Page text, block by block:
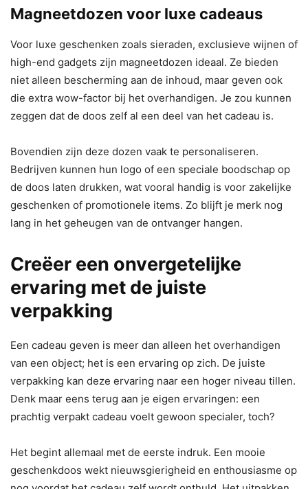
Magneetdozen voor luxe cadeaus
Voor luxe geschenken zoals sieraden, exclusieve wijnen of
high-end gadgets zijn magneetdozen ideaal. Ze bieden
niet alleen bescherming aan de inhoud, maar geven ook
die extra wow-factor bij het overhandigen. Je zou kunnen
zeggen dat de doos zelf al een deel van het cadeau is.
Bovendien zijn deze dozen vaak te personaliseren.
Bedrijven kunnen hun logo of een speciale boodschap op
de doos laten drukken, wat vooral handig is voor zakelijke
geschenken of promotionele items. Zo blijft je merk nog
lang in het geheugen van de ontvanger hangen.
Creëer een onvergetelijke
ervaring met de juiste
verpakking
Een cadeau geven is meer dan alleen het overhandigen
van een object; het is een ervaring op zich. De juiste
verpakking kan deze ervaring naar een hoger niveau tillen.
Denk maar eens terug aan je eigen ervaringen: een
prachtig verpakt cadeau voelt gewoon specialer, toch?
Het begint allemaal met de eerste indruk. Een mooie
geschenkdoos wekt nieuwsgierigheid en enthousiasme op